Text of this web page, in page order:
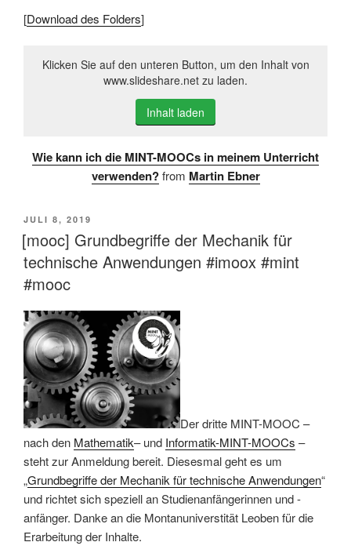
[Download des Folders]
Klicken Sie auf den unteren Button, um den Inhalt von
www.slideshare.net zu laden.
Inhalt laden
Wie kann ich die MINT-MOOCs in meinem Unterricht
verwenden? from Martin Ebner
VERÖFFENTLICHT
AM
JULI 8, 2019
[mooc] Grundbegriffe der Mechanik für
technische Anwendungen #imoox #mint
#mooc
Der dritte MINT-MOOC –
nach den Mathematik– und Informatik-MINT-MOOCs –
steht zur Anmeldung bereit. Diesesmal geht es um
„Grundbegriffe der Mechanik für technische Anwendungen“
und richtet sich speziell an Studienanfängerinnen und -
anfänger. Danke an die Montanuniverstität Leoben für die
Erarbeitung der Inhalte.